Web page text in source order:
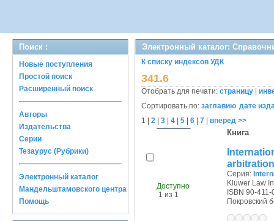
Поиск :
Новые поступления
Простой поиск
Расширенный поиск
Авторы
Издательства
Серии
Тезаурус (Рубрики)
Электронный каталог
Мандельштамовского центра
Помощь
Электронный каталог:
К списку индексов УДК
341.6
Отобрать для печати: страницу
Сортировать по: заглавию дате
1
2 3 4 5 6 7 вперед >>
Доступно
1 из 1
Книга
Серия:
Kluwer Law
ISBN 90-
Покровский